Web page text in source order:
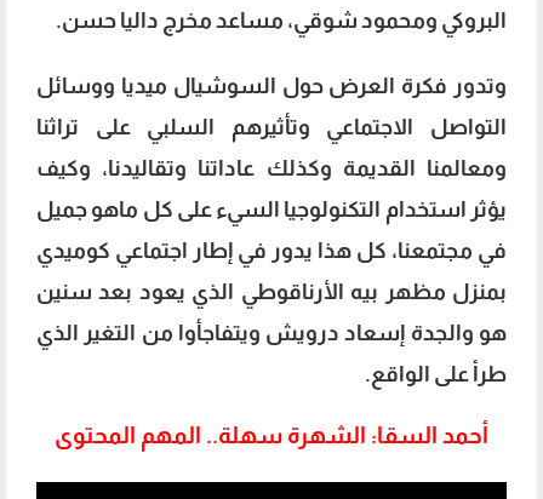
البروكي ومحمود شوقي، مساعد مخرج داليا حسن.
وتدور فكرة العرض حول السوشيال ميديا ووسائل
التواصل الاجتماعي وتأثيرهم السلبي على تراثنا
ومعالمنا القديمة وكذلك عاداتنا وتقاليدنا، وكيف
يؤثر استخدام التكنولوجيا السيء على كل ماهو جميل
في مجتمعنا، كل هذا يدور في إطار اجتماعي كوميدي
بمنزل مظهر بيه الأرناقوطي الذي يعود بعد سنين
هو والجدة إسعاد درويش ويتفاجأوا من التغير الذي
طرأ على الواقع.
أحمد السقا: الشهرة سهلة.. المهم المحتوى